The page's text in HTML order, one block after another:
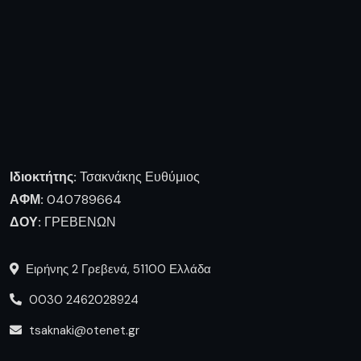
Ιδιοκτήτης: Τσακνάκης Ευθύμιος
ΑΦΜ: 040789664
ΔΟΥ: ΓΡΕΒΕΝΩΝ
Ειρήνης 2 Γρεβενά, 51100 Ελλάδα
0030 2462028924
tsaknaki@otenet.gr